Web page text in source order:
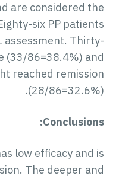
are considered the
six PP patients
assessment. Thirty-
(33/86=38.4%) and
reached remission
(28/86=32.6%).
Conclusions:
low efficacy and is
The deeper and